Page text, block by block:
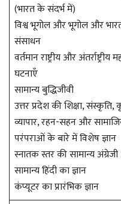
(भारत के संदर्भ में)
विश्व भूगोल और भूगोल और
संसाधन
वर्तमान राष्ट्रीय और अंतर्राष्ट्रीय
घटनाएँ
सामान्य बुद्धिजीवी
उत्तर प्रदेश की शिक्षा, संस्कृति,
व्यापार, रहन-सहन और
परंपराओं के बारे में विशेष ज्ञान
स्नातक स्तर की सामान्य
सामान्य हिंदी का ज्ञान
कंप्यूटर का प्रारंभिक ज्ञान